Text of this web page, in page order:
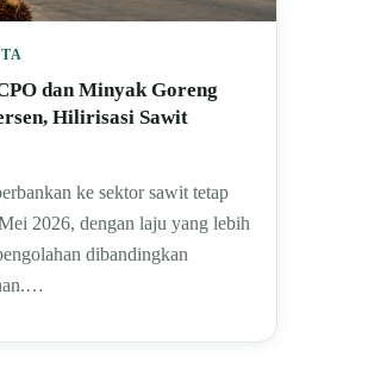
dan Minyak Goreng
Hilirisasi Sawit
ke sektor sawit tetap
2026, dengan laju yang lebih
dibandingkan